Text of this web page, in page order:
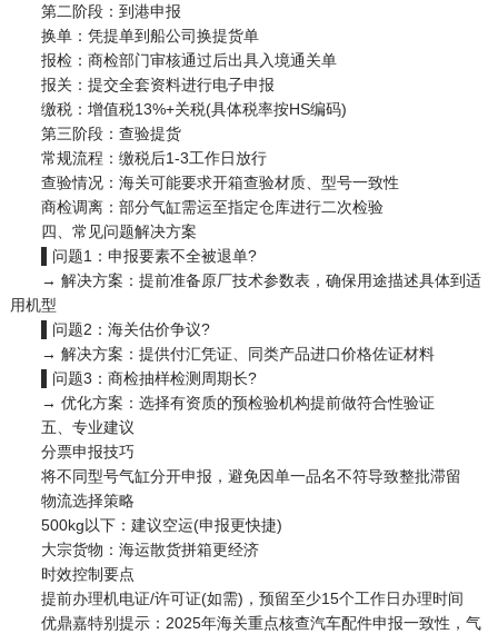
第二阶段：到港申报
换单：凭提单到船公司换提货单
报检：商检部门审核通过后出具入境通关单
报关：提交全套资料进行电子申报
缴税：增值税13%+关税(具体税率按HS编码)
第三阶段：查验提货
常规流程：缴税后1-3工作日放行
查验情况：海关可能要求开箱查验材质、型号一致性
商检调离：部分气缸需运至指定仓库进行二次检验
四、常见问题解决方案
▌问题1：申报要素不全被退单?
→ 解决方案：提前准备原厂技术参数表，确保用途描述具体到适
用机型
▌问题2：海关估价争议?
→ 解决方案：提供付汇凭证、同类产品进口价格佐证材料
▌问题3：商检抽样检测周期长?
→ 优化方案：选择有资质的预检验机构提前做符合性验证
五、专业建议
分票申报技巧
将不同型号气缸分开申报，避免因单一品名不符导致整批滞留
物流选择策略
500kg以下：建议空运(申报更快捷)
大宗货物：海运散货拼箱更经济
时效控制要点
提前办理机电证/许可证(如需)，预留至少15个工作日办理时间
优鼎嘉特别提示：2025年海关重点核查汽车配件申报一致性，气